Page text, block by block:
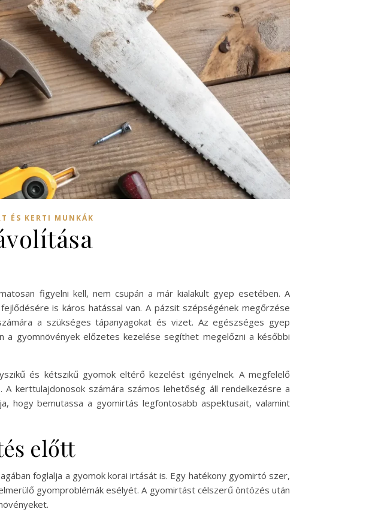
ÉS KERTI MUNKÁK
figyelni kell, nem csupán a már kialakult gyep esetében. A
is káros hatással van. A pázsit szépségének megőrzése
a szükséges tápanyagokat és vizet. Az egészséges gyep
gyomnövények előzetes kezelése segíthet megelőzni a későbbi
és kétszikű gyomok eltérő kezelést igényelnek. A megfelelő
kerttulajdonosok számára számos lehetőség áll rendelkezésre a
hogy bemutassa a gyomirtás legfontosabb aspektusait, valamint
előtt
foglalja a gyomok korai irtását is. Egy hatékony gyomirtó szer,
gyomproblémák esélyét. A gyomirtást célszerű öntözés után